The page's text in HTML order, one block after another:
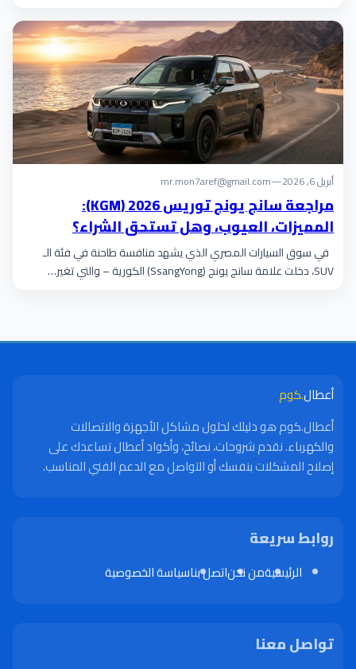
أبريل 6, 2026 —
mr.mon7aref@gmail.com
مراجعة سانج يونج توريس 2026 (KGM):
المميزات، العيوب، وهل تستحق الشراء؟
في سوق السيارات المصري الذي يشهد منافسة طاحنة في فئة الـ
SUV، دخلت علامة سانج يونج (SsangYong) الكورية – والتي تغير…
أعطال.كوم
أعطال.كوم هو دليلك لحلول مشاكل الأجهزة والاتصالات
والكهرباء. نقدم شروحات، نصائح، وأكواد أعطال تساعدك على
إصلاح المشكلات بنفسك أو التواصل مع الدعم الفني المناسب.
روابط سريعة
الرئيسيةمن نحناتصل بناسياسة الخصوصية
تواصل معنا